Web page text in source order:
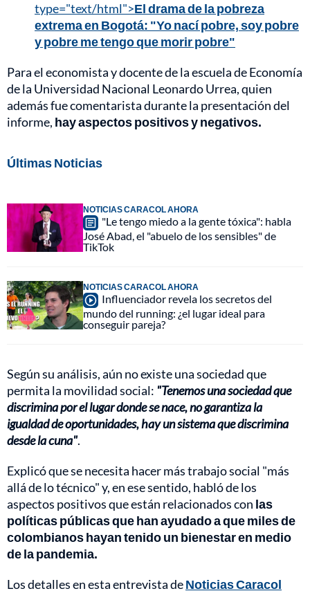
type="text/html">El drama de la pobreza
extrema en Bogotá: "Yo nací pobre, soy pobre
y pobre me tengo que morir pobre"
Para el economista y docente de la escuela de Economía
de la Universidad Nacional Leonardo Urrea, quien
además fue comentarista durante la presentación del
informe, hay aspectos positivos y negativos.
Últimas Noticias
NOTICIAS CARACOL AHORA
"Le tengo miedo a la gente tóxica": habla
José Abad, el "abuelo de los sensibles" de
TikTok
NOTICIAS CARACOL AHORA
Influenciador revela los secretos del
mundo del running: ¿el lugar ideal para
conseguir pareja?
Según su análisis, aún no existe una sociedad que
permita la movilidad social: "Tenemos una sociedad que
discrimina por el lugar donde se nace, no garantiza la
igualdad de oportunidades, hay un sistema que discrimina
desde la cuna".
Explicó que se necesita hacer más trabajo social "más
allá de lo técnico" y, en ese sentido, habló de los
aspectos positivos que están relacionados con las
políticas públicas que han ayudado a que miles de
colombianos hayan tenido un bienestar en medio
de la pandemia.
Los detalles en esta entrevista deNoticias Caracol